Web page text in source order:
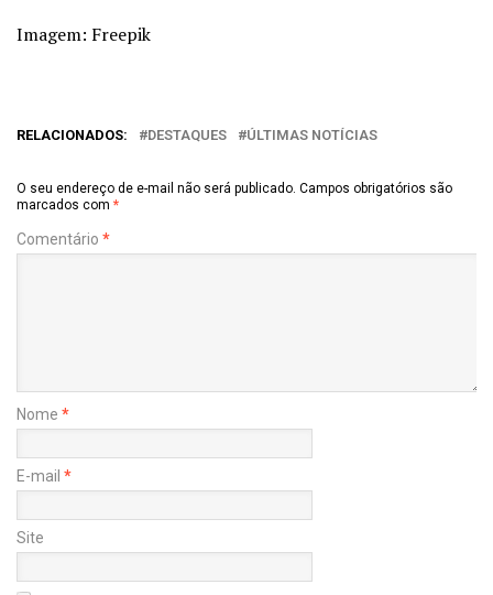
Imagem: Freepik
RELACIONADOS: DESTAQUES ÚLTIMAS NOTÍCIAS
O seu endereço de e-mail não será publicado. Campos obrigatórios são
marcados com *
Comentário *
Nome *
E-mail *
Site